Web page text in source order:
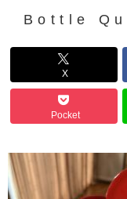
Bottle
X
Pocket